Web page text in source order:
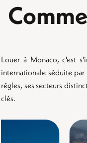
Louer à Monaco, c'est
internationale séduite
règles, ses secteurs
clés.